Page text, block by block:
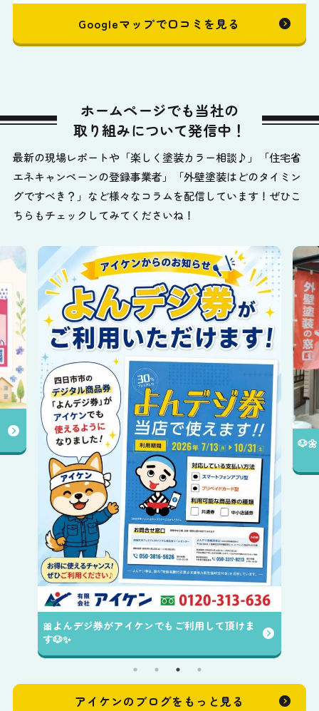
Googleマップで口コミを見る
ホームページでも当社の
取り組みについて発信中！
最新の現場レポートや「楽しく塗装カラー相談♪」「住宅省
エネキャンペーンの登録事業者」「外壁塗装はどのタイミン
グですべき？」など様々なコラムを配信しています！ぜひこ
ちらもチェックしてみてくださいね！
🎀よんデジ券がアイケンでもご利用して頂けま
す🐶✨️
アイケンのブログをもっと見る